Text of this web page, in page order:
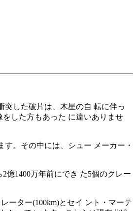
した破片は、木星の自 転に伴っ
した方もあった に違いありませ
。その中には、シュー メーカー・
億1400万年前にでき た5個のクレー
ーター(100km)とセイ ント・マーテ